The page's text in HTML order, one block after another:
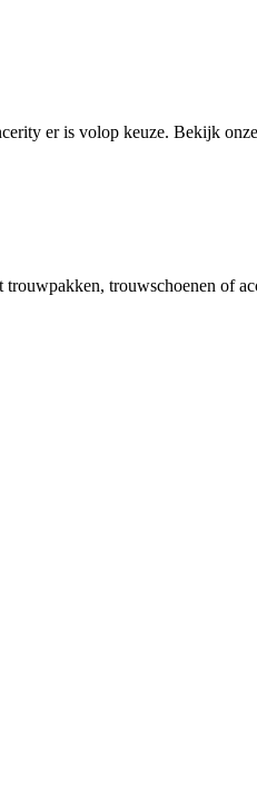
er is volop keuze. Bekijk
trouwschoenen of